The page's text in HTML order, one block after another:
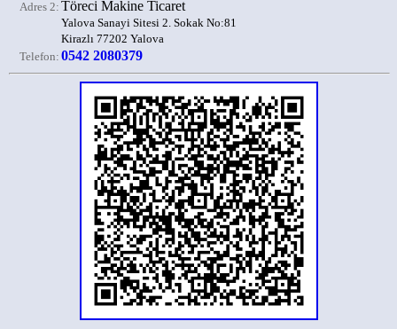
Adres 2: Töreci Makine Ticaret
Yalova Sanayi Sitesi 2. Sokak No:81
Kirazlı 77202 Yalova
Telefon: 0542 2080379